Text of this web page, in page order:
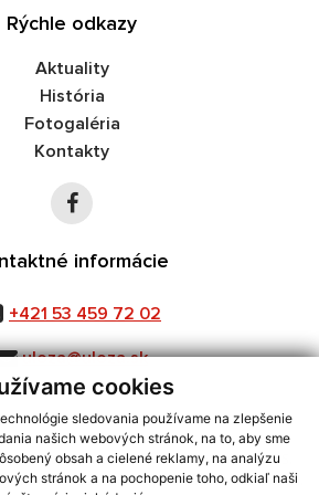
cookies
sledovania používame na zlepšenie
našich webových stránok, na to, aby sme
obsah a cielené reklamy, na analýzu
stránok a na pochopenie toho, odkiaľ naši
Rýchle odkazy
Aktuality
História
Fotogaléria
Kontakty
informácie
+421 53 459 72 02
uloza@uloza.sk
aktuálnych informácií s využitím RSS
ECHELON 2,Mapa stránok,web portál